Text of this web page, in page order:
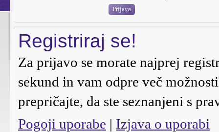
Registriraj se!
Za prijavo se morate najprej
sekund in vam odpre več
prepričajte, da ste seznanjeni s
Pogoji uporabe | Izjava o uporabi